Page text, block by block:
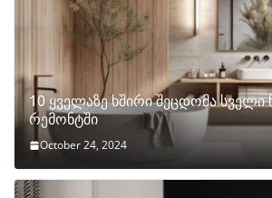
10 ყველაზე ხშირი შეცდომა
რემონტში
October 24, 2024